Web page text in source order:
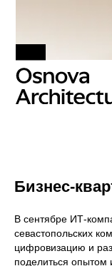
Бизнес-
В сентябре ИТ-
севастопольских
цифровизацию и
поделиться опытом